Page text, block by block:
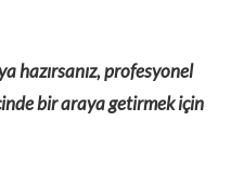
hazırsanız, profesyonel
bir araya getirmek için